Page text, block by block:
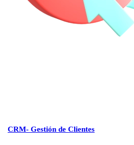
CRM- Gestión de Clientes